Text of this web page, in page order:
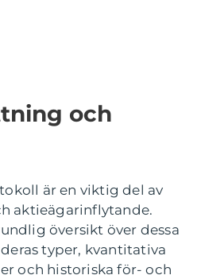
och
är en viktig del av
aktieägarinflytande.
översikt över dessa
typer, kvantitativa
och historiska för- och